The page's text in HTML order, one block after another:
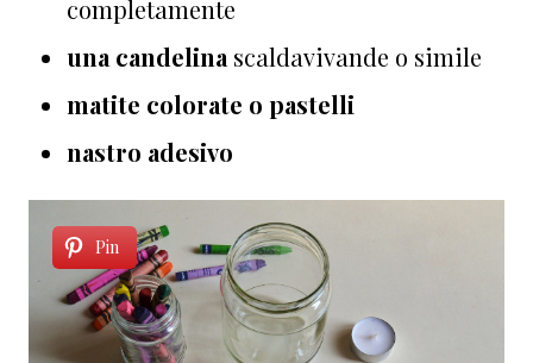
completamente
una candelina scaldavivande o simile
matite colorate o pastelli
nastro adesivo
Pin